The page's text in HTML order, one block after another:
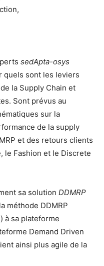
sedApta-osys
quels sont les leviers
la Supply Chain et
Sont prévus au
sur la
de la supply
et des retours clients
le Fashion et le Discrete
sa solution DDMRP
méthode DDMRP
à sa plateforme
Demand Driven
ainsi plus agile de la